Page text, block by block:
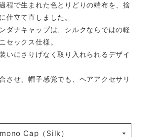
程で生まれた色とりどりの端布を、捨
仕立て直しました。
ダナキャップは、シルクならではの軽
セックス仕様。
いにさりげなく取り入れられるデザイ
させ、帽子感覚でも、ヘアアクセサリ